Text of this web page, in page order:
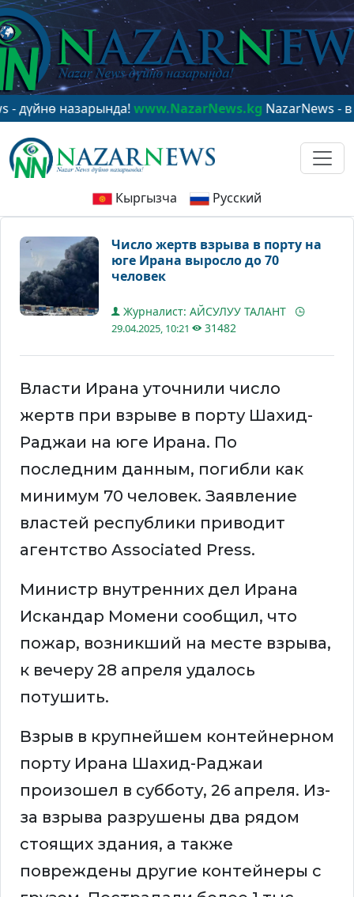
назарында!www.NazarNews.kgNazarNews - в
Кыргызча Русский
Число жертв взрыва в порту на
юге Ирана выросло до 70
человек
Журналист: АЙСУЛУУ ТАЛАНТ
29.04.2025, 10:21 31482
Власти Ирана уточнили число
жертв при взрыве в порту Шахид-
Раджаи на юге Ирана. По
последним данным, погибли как
минимум 70 человек. Заявление
властей республики приводит
агентство Associated Press.
Министр внутренних дел Ирана
Искандар Момени сообщил, что
пожар, возникший на месте взрыва,
к вечеру 28 апреля удалось
потушить.
Взрыв в крупнейшем контейнерном
порту Ирана Шахид-Раджаи
произошел в субботу, 26 апреля. Из-
за взрыва разрушены два рядом
стоящих здания, а также
повреждены другие контейнеры с